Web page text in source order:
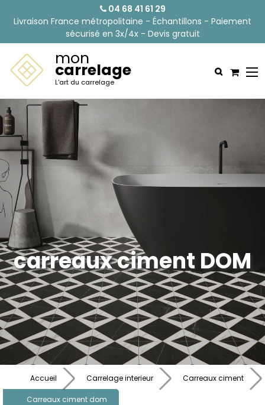
04 68 41 61 29
Livraison France métropolitaine - Échantillons - Paiement
sécurisé en 3x/4x - Devis gratuit
mon
carrelage
L'art du carrelage
carreaux ciment DOM
Accueil Carrelage interieur Carreaux ciment
Carreaux ciment dom